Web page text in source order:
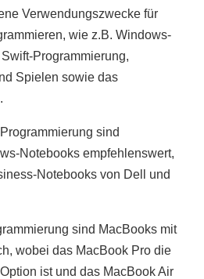
Verwendungszwecke für
wie z.B. Windows-
Programmierung,
Spielen sowie das
sind
Notebooks empfehlenswert,
Notebooks von Dell und
sind MacBooks mit
wobei das MacBook Pro die
ist und das MacBook Air